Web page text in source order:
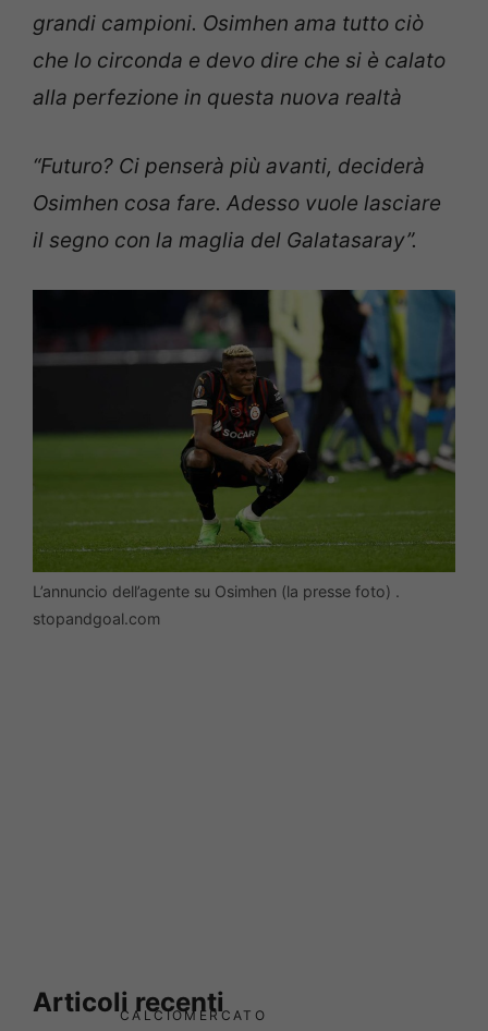
grandi campioni. Osimhen ama tutto ciò
che lo circonda e devo dire che si è calato
alla perfezione in questa nuova realtà
“Futuro? Ci penserà più avanti, deciderà
Osimhen cosa fare. Adesso vuole lasciare
il segno con la maglia del Galatasaray”.
L’annuncio dell’agente su Osimhen (la presse foto) .
stopandgoal.com
Articoli recenti
CALCIOMERCATO